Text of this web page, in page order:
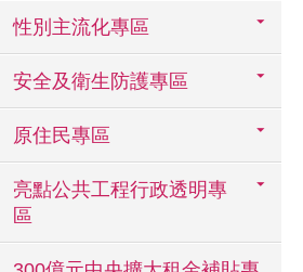
性別主流化專區
安全及衛生防護專區
原住民專區
亮點公共工程行政透明專
區